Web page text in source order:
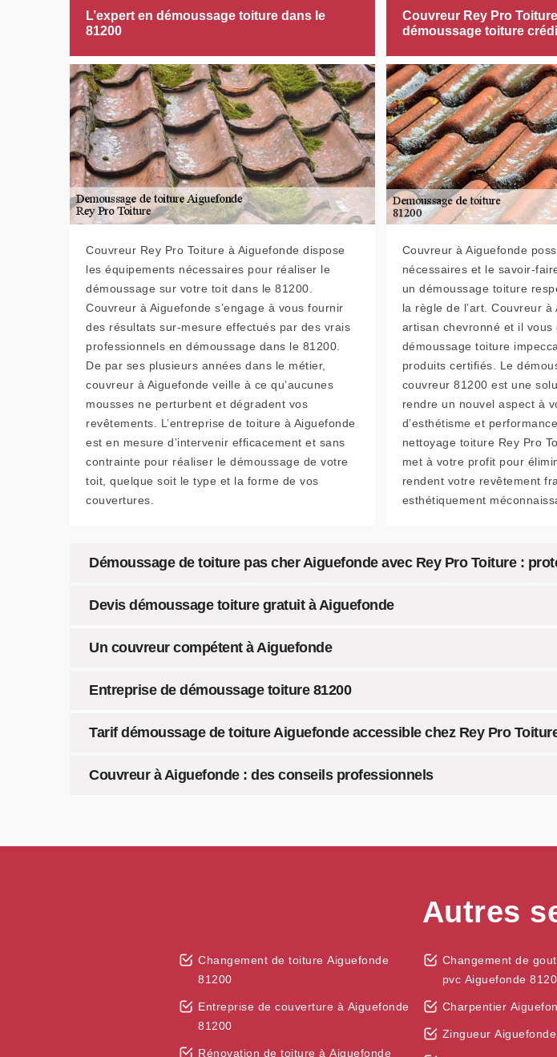
L’expert en démoussage toiture dans le
81200
Couvreur Rey Pro Toiture à Aiguefonde dispose
les équipements nécessaires pour réaliser le
démoussage sur votre toit dans le 81200.
Couvreur à Aiguefonde s’engage à vous fournir
des résultats sur-mesure effectués par des vrais
professionnels en démoussage dans le 81200.
De par ses plusieurs années dans le métier,
couvreur à Aiguefonde veille à ce qu’aucunes
mousses ne perturbent et dégradent vos
revêtements. L’entreprise de toiture à Aiguefonde
est en mesure d’intervenir efficacement et sans
contrainte pour réaliser le démoussage de votre
toit, quelque soit le type et la forme de vos
couvertures.
Couvreur Rey Pro
démoussage toiture
Couvreur à Aiguefonde
nécessaires et le savoir-
un démoussage toiture
la règle de l’art. Couvreur à
artisan chevronné et il vous
démoussage toiture
produits certifiés. Le
couvreur 81200 est une
rendre un nouvel aspect à
d’esthétisme et
nettoyage toiture Rey Pro
met à votre profit pour
rendent votre revêtement
esthétiquement
Démoussage de toiture pas cher Aiguefonde avec Rey Pro Toiture :
Devis démoussage toiture gratuit à Aiguefonde
Un couvreur compétent à Aiguefonde
Entreprise de démoussage toiture 81200
Tarif démoussage de toiture Aiguefonde accessible chez Rey Pro
Couvreur à Aiguefonde : des conseils professionnels
Autres
Changement de toiture Aiguefonde
81200
Entreprise de couverture à Aiguefonde
81200
Rénovation de toiture à Aiguefonde
Changement de
pvc Aiguefonde
Charpentier
Zingueur